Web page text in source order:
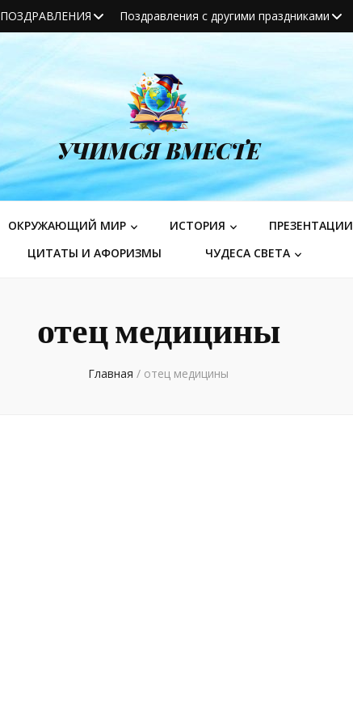
ПОЗДРАВЛЕНИЯ Поздравления с другими праздниками
УЧИМСЯ ВМЕСТЕ
ОКРУЖАЮЩИЙ МИР ИСТОРИЯ ПРЕЗЕНТАЦИИ
ЦИТАТЫ И АФОРИЗМЫ
ЧУДЕСА СВЕТА
отец медицины
Главная / отец медицины